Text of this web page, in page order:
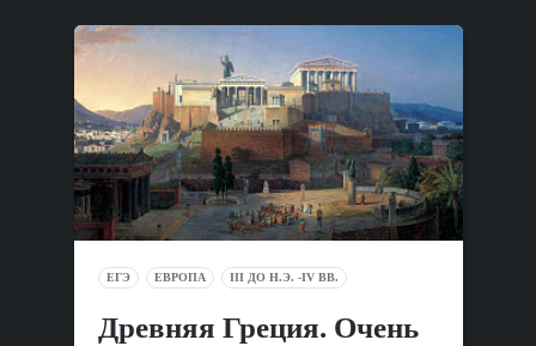
ЕГЭ ЕВРОПА III ДО Н.Э. -IV ВВ.
Древняя Греция. Очень